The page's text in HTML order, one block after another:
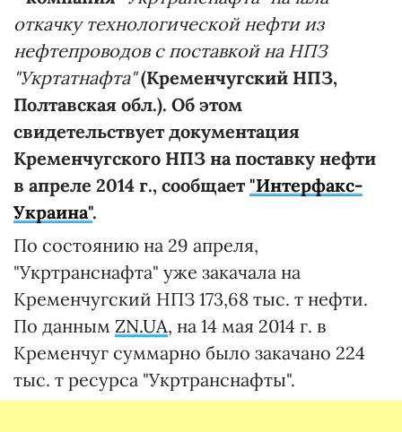
откачку технологической нефти из
нефтепроводов с поставкой на НПЗ
"Укртатнафта"(Кременчугский НПЗ,
Полтавская обл.). Об этом
свидетельствует документация
Кременчугского НПЗ на поставку нефти
в апреле 2014 г., сообщает"Интерфакс-
Украина".
По состоянию на 29 апреля,
"Укртранснафта" уже закачала на
Кременчугский НПЗ 173,68 тыс. т нефти.
По данным ZN.UA, на 14 мая 2014 г. в
Кременчуг суммарно было закачано 224
тыс. т ресурса "Укртранснафты".